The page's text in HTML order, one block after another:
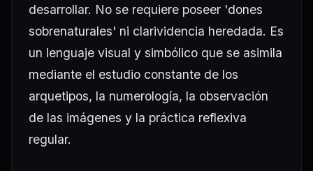
desarrollar. No se requiere poseer 'dones
sobrenaturales' ni clarividencia heredada. Es
un lenguaje visual y simbólico que se asimila
mediante el estudio constante de los
arquetipos, la numerología, la observación
de las imágenes y la práctica reflexiva
regular.